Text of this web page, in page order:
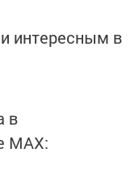
интересным в
в
MАХ: